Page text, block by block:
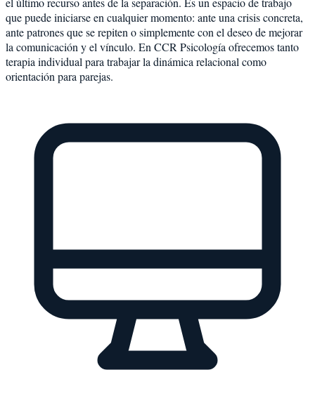
que puede iniciarse en cualquier momento: ante una crisis concreta,
ante patrones que se repiten o simplemente con el deseo de mejorar
la comunicación y el vínculo. En CCR Psicología ofrecemos tanto
terapia individual para trabajar la dinámica relacional como
orientación para parejas.